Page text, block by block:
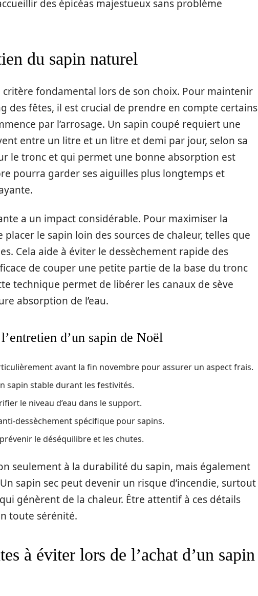
des épicéas majestueux sans problème
du sapin naturel
critère fondamental lors de son choix. Pour maintenir
des fêtes, il est crucial de prendre en compte certains
par l’arrosage. Un sapin coupé requiert une
entre un litre et un litre et demi par jour, selon sa
le tronc et qui permet une bonne absorption est
pourra garder ses aiguilles plus longtemps et
a un impact considérable. Pour maximiser la
le sapin loin des sources de chaleur, telles que
Cela aide à éviter le dessèchement rapide des
de couper une petite partie de la base du tronc
technique permet de libérer les canaux de sève
absorption de l’eau.
d’un sapin de Noël
avant la fin novembre pour assurer un aspect frais.
sapin stable durant les festivités.
le niveau d’eau dans le support.
dessèchement spécifique pour sapins.
le déséquilibre et les chutes.
seulement à la durabilité du sapin, mais également
sapin sec peut devenir un risque d’incendie, surtout
génèrent de la chaleur. Être attentif à ces détails
toute sérénité.
à éviter lors de l’achat d’un sapin